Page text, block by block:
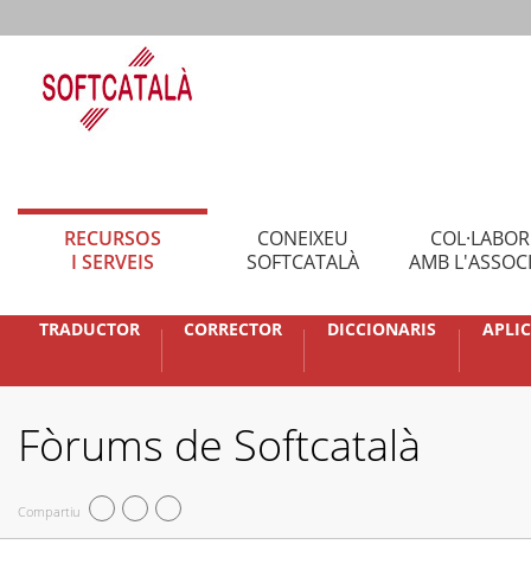
RECURSOS
I SERVEIS
CONEIXEU
SOFTCATALÀ
AMB
TRADUCTOR CORRECTOR DICCIONARIS
Fòrums de Softcatalà
Compartiu